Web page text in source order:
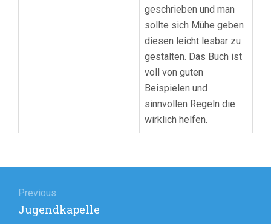
geschrieben und man
sollte sich Mühe geben
diesen leicht lesbar zu
gestalten. Das Buch ist
voll von guten
Beispielen und
sinnvollen Regeln die
wirklich helfen.
Previous
Previous
Jugendkapelle